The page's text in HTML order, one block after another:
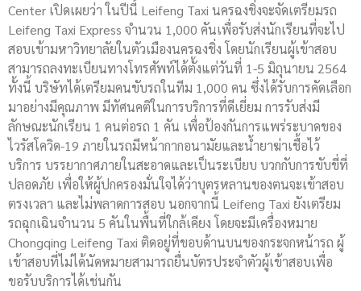
Center เปิดเผยว่า ในปีนี้ Leifeng Taxi นครฉงชิ่งจะจัดเตรียมรถ
Leifeng Taxi Express จำนวน 1,000 คันเพื่อรับส่งนักเรียนที่จะไป
สอบเข้ามหาวิทยาลัยในตัวเมืองนครฉงชิ่ง โดยนักเรียนผู้เข้าสอบ
สามารถลงทะเบียนทางโทรศัพท์ได้ตั้งแต่วันที่ 1-5 มิถุนายน 2564
ทั้งนี้ บริษัทได้เตรียมคนขับรถในทีม 1,000 คน ซึ่งได้รับการคัดเลือก
มาอย่างมีคุณภาพ มีทัศนคติในการบริการที่ดีเยี่ยม การรับส่งมี
ลักษณะนักเรียน 1 คนต่อรถ 1 คัน เพื่อป้องกันการแพร่ระบาดของ
ไวรัสโควิด-19 ภายในรถมีหน้ากากอนามัยและน้ำยาฆ่าเชื้อไว้
บริการ บรรยากาศภายในสะอาดและเป็นระเบียบ บวกกับการขับขี่ที่
ปลอดภัย เพื่อให้ผู้ปกครองมั่นใจได้ว่าบุตรหลานของตนจะเข้าสอบ
ตรงเวลา และไม่พลาดการสอบ นอกจากนี้ Leifeng Taxi ยังเตรียม
รถฉุกเฉินจำนวน 5 คันในพื้นที่ใกล้เคียง โดยจะมีเครื่องหมาย
Chongqing Leifeng Taxi ติดอยู่ที่ขอบด้านบนของกระจกหน้ารถ ผู้
เข้าสอบที่ไม่ได้นัดหมายสามารถยื่นบัตรประจำตัวผู้เข้าสอบเพื่อ
ขอรับบริการได้เช่นกัน